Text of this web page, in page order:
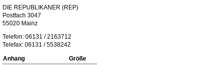
DIE REPUBLIKANER (REP)
Postfach 3047
55020 Mainz
Telefon: 06131 / 2163712
Telefax: 06131 / 5538242
Anhang
Größe